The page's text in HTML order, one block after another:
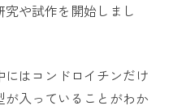
や試作を開始しまし
はコンドロイチンだけ
入っていることがわか